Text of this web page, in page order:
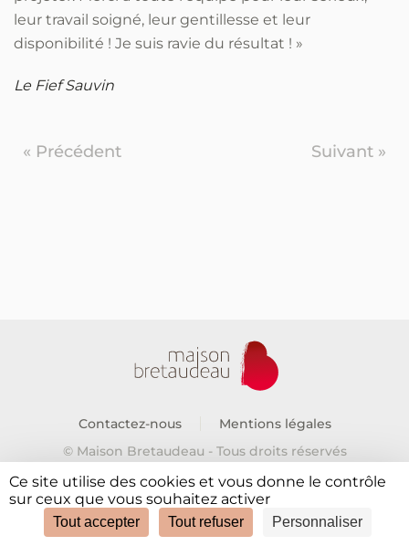
leur travail soigné, leur gentillesse et leur
disponibilité ! Je suis ravie du résultat ! »
Le Fief Sauvin
« Précédent Suivant »
Contactez-nous
Mentions légales
© Maison Bretaudeau - Tous droits réservés
Ce site utilise des cookies et vous donne le contrôle
sur ceux que vous souhaitez activer
Tout accepter Tout refuser Personnaliser